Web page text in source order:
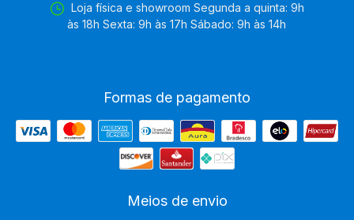
Loja física e showroom Segunda a quinta: 9h
às 18h Sexta: 9h às 17h Sábado: 9h às 14h
Formas de pagamento
Meios de envio